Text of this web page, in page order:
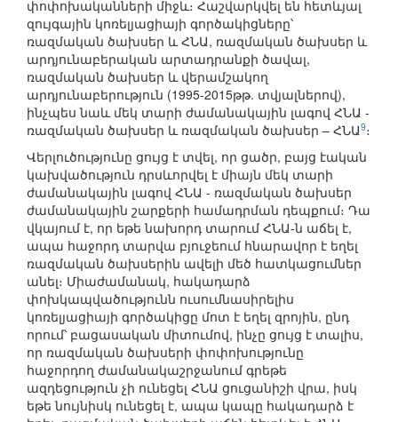
փոփոխականների միջև։ Հաշվարկվել են հետևյալ
զույգային կոռելյացիայի գործակիցները՝
ռազմական ծախսեր և ՀՆԱ, ռազմական ծախսեր և
արդյունաբերական արտադրանքի ծավալ,
ռազմական ծախսեր և վերամշակող
արդյունաբերություն (1995-2015թթ. տվյալներով),
ինչպես նաև մեկ տարի ժամանակային լագով ՀՆԱ -
ռազմական ծախսեր և ռազմական ծախսեր – ՀՆԱ9։
Վերլուծությունը ցույց է տվել, որ ցածր, բայց էական
կախվածություն դրսևորվել է միայն մեկ տարի
ժամանակային լագով ՀՆԱ - ռազմական ծախսեր
ժամանակային շարքերի համադրման դեպքում։ Դա
վկայում է, որ եթե նախորդ տարում ՀՆԱ-ն աճել է,
ապա հաջորդ տարվա բյուջեում հնարավոր է եղել
ռազմական ծախսերին ավելի մեծ հատկացումներ
անել։ Միաժամանակ, հակադարձ
փոխկապվածությունն ուսումնասիրելիս
կոռելյացիայի գործակիցը մոտ է եղել զրոյին, ընդ
որում՝ բացասական միտումով, ինչը ցույց է տալիս,
որ ռազմական ծախսերի փոփոխությունը
հաջորդող ժամանակաշրջանում գրեթե
ազդեցություն չի ունեցել ՀՆԱ ցուցանիշի վրա, իսկ
եթե նույնիսկ ունեցել է, ապա կապը հակադարձ է